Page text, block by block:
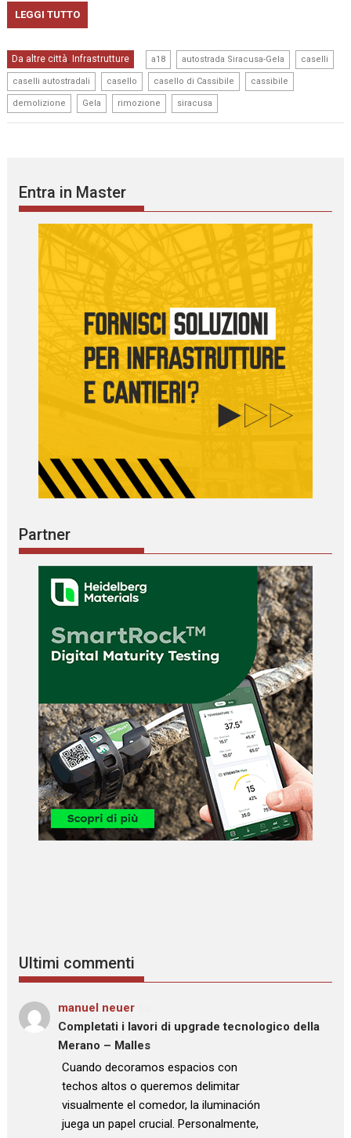
LEGGI TUTTO
Da altre città, Infrastrutture a18 autostrada Siracusa-Gela caselli
caselli autostradali casello casello di Cassibile cassibile
demolizione Gela rimozione siracusa
Entra in Master
Partner
Ultimi commenti
manuel neuer
Completati i lavori di upgrade tecnologico della
Merano – Malles
: “
Cuando decoramos espacios con
techos altos o queremos delimitar
visualmente el comedor, la iluminación
juega un papel crucial. Personalmente,